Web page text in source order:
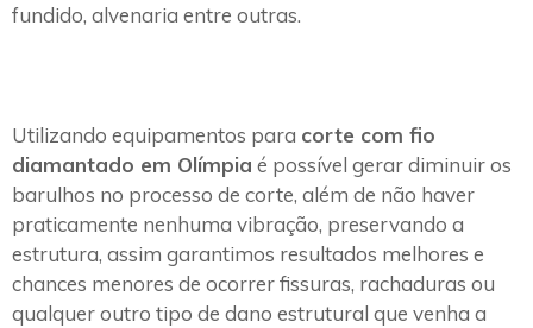
fundido, alvenaria entre outras.
Utilizando equipamentos para corte com fio
diamantado em Olímpia é possível gerar diminuir os
barulhos no processo de corte, além de não haver
praticamente nenhuma vibração, preservando a
estrutura, assim garantimos resultados melhores e
chances menores de ocorrer fissuras, rachaduras ou
qualquer outro tipo de dano estrutural que venha a